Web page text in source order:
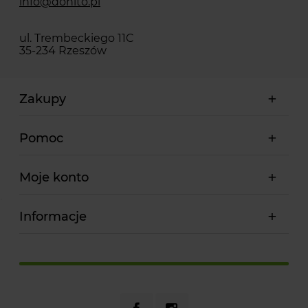
ul. Trembeckiego 11C
35-234 Rzeszów
Zakupy
Pomoc
Moje konto
Informacje